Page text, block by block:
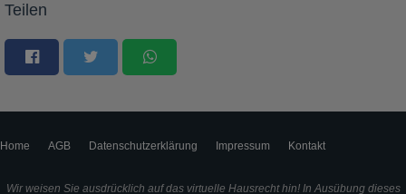
Teilen
Home AGB Datenschutzerklärung Impressum Kontakt
Wir weisen Sie ausdrücklich auf das virtuelle Hausrecht hin! In Ausübung dieses